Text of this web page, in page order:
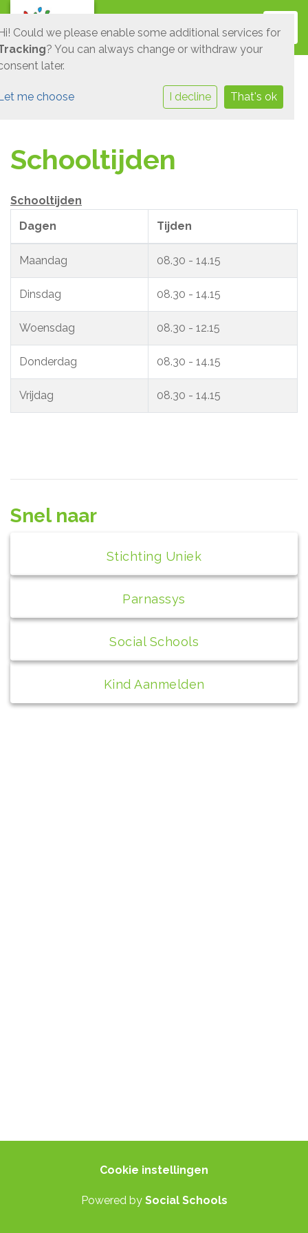
Schooltijden
Schooltijden
Dagen
Tijden
Maandag 08.30 - 14.15
Dinsdag 08.30 - 14.15
Woensdag 08.30 - 12.15
Donderdag 08.30 - 14.15
Vrijdag 08.30 - 14.15
Snel naar
Stichting Uniek
Parnassys
Social Schools
Kind Aanmelden
Cookie instellingen
Powered by Social Schools
Could we please enable some additional services for
? You can always change or withdraw your
later.
me choose I decline That's ok